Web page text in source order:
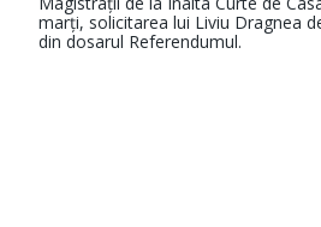
marți, solicitarea lui Liviu Dragnea
din dosarul Referendumul.